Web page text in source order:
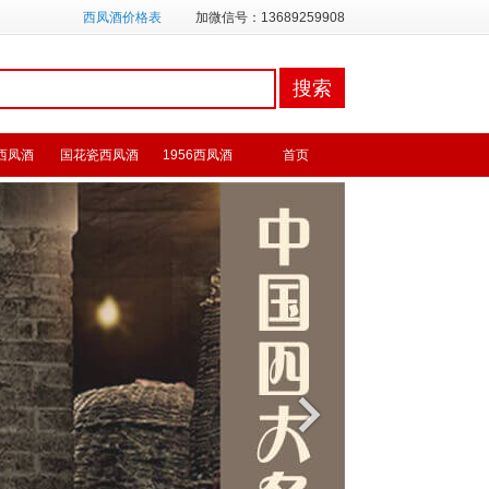
西凤酒价格表 加微信号：13689259908
首页
1956西凤酒
国花瓷西凤酒
凤酒